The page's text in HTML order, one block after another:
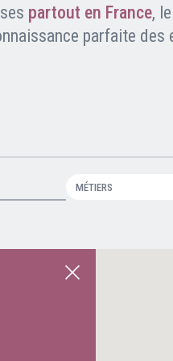
partout en France,
parfaite
MÉTIERS